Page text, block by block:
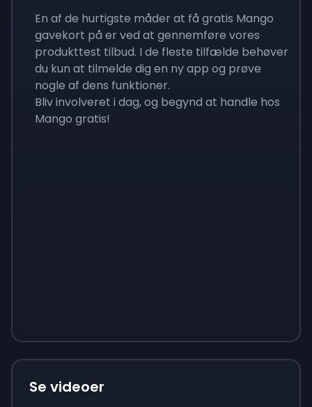
En af de hurtigste måder at få gratis Mango
gavekort på er ved at gennemføre vores
produkttest tilbud. I de fleste tilfælde behøver
du kun at tilmelde dig en ny app og prøve
nogle af dens funktioner.
Bliv involveret i dag, og begynd at handle hos
Mango gratis!
Se videoer